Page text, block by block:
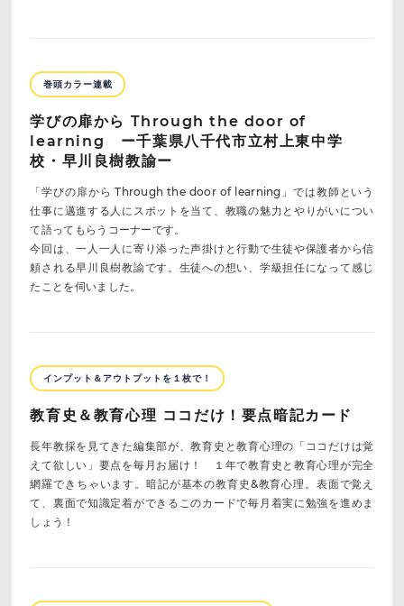
巻頭カラー連載
学びの扉から Through the door of
learning ー千葉県八千代市立村上東中学
校・早川良樹教諭ー
「学びの扉から Through the door of learning」では教師という
仕事に邁進する人にスポットを当て、教職の魅力とやりがいについ
て語ってもらうコーナーです。
今回は、一人一人に寄り添った声掛けと行動で生徒や保護者から信
頼される早川良樹教諭です。生徒への想い、学級担任になって感じ
たことを伺いました。
インプット＆アウトプットを１枚で！
教育史＆教育心理 ココだけ！要点暗記カード
長年教採を見てきた編集部が、教育史と教育心理の「ココだけは覚
えて欲しい」要点を毎月お届け！ １年で教育史と教育心理が完全
網羅できちゃいます。暗記が基本の教育史&教育心理。表面で覚え
て、裏面で知識定着ができるこのカードで毎月着実に勉強を進めま
しょう！